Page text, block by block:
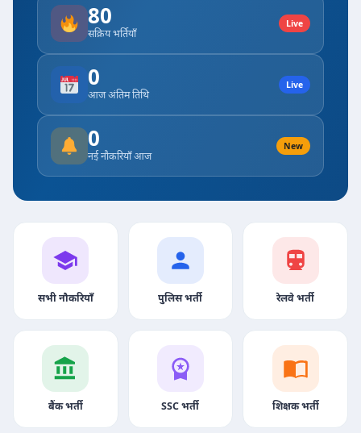
80
सक्रिय भर्तियाँ
Live
0
आज अंतिम तिथि
Live
0
नई नौकरियाँ आज
New
सभी नौकरियाँ पुलिस भर्ती रेलवे भर्ती
बैंक भर्ती SSC भर्ती शिक्षक भर्ती